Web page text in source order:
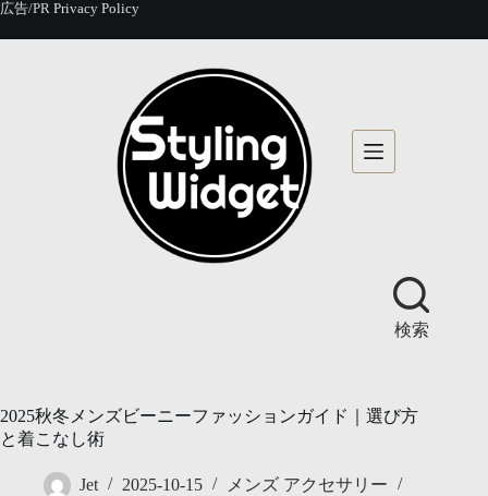
コ
広告/PR Privacy Policy
検索
2025秋冬メンズビーニーファッションガイド｜選び方
と着こなし術
Jet 2025-10-15
メンズ アクセサリー